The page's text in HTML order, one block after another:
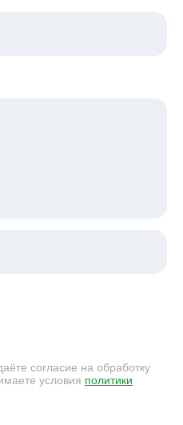
согласие на обработку
условия политики